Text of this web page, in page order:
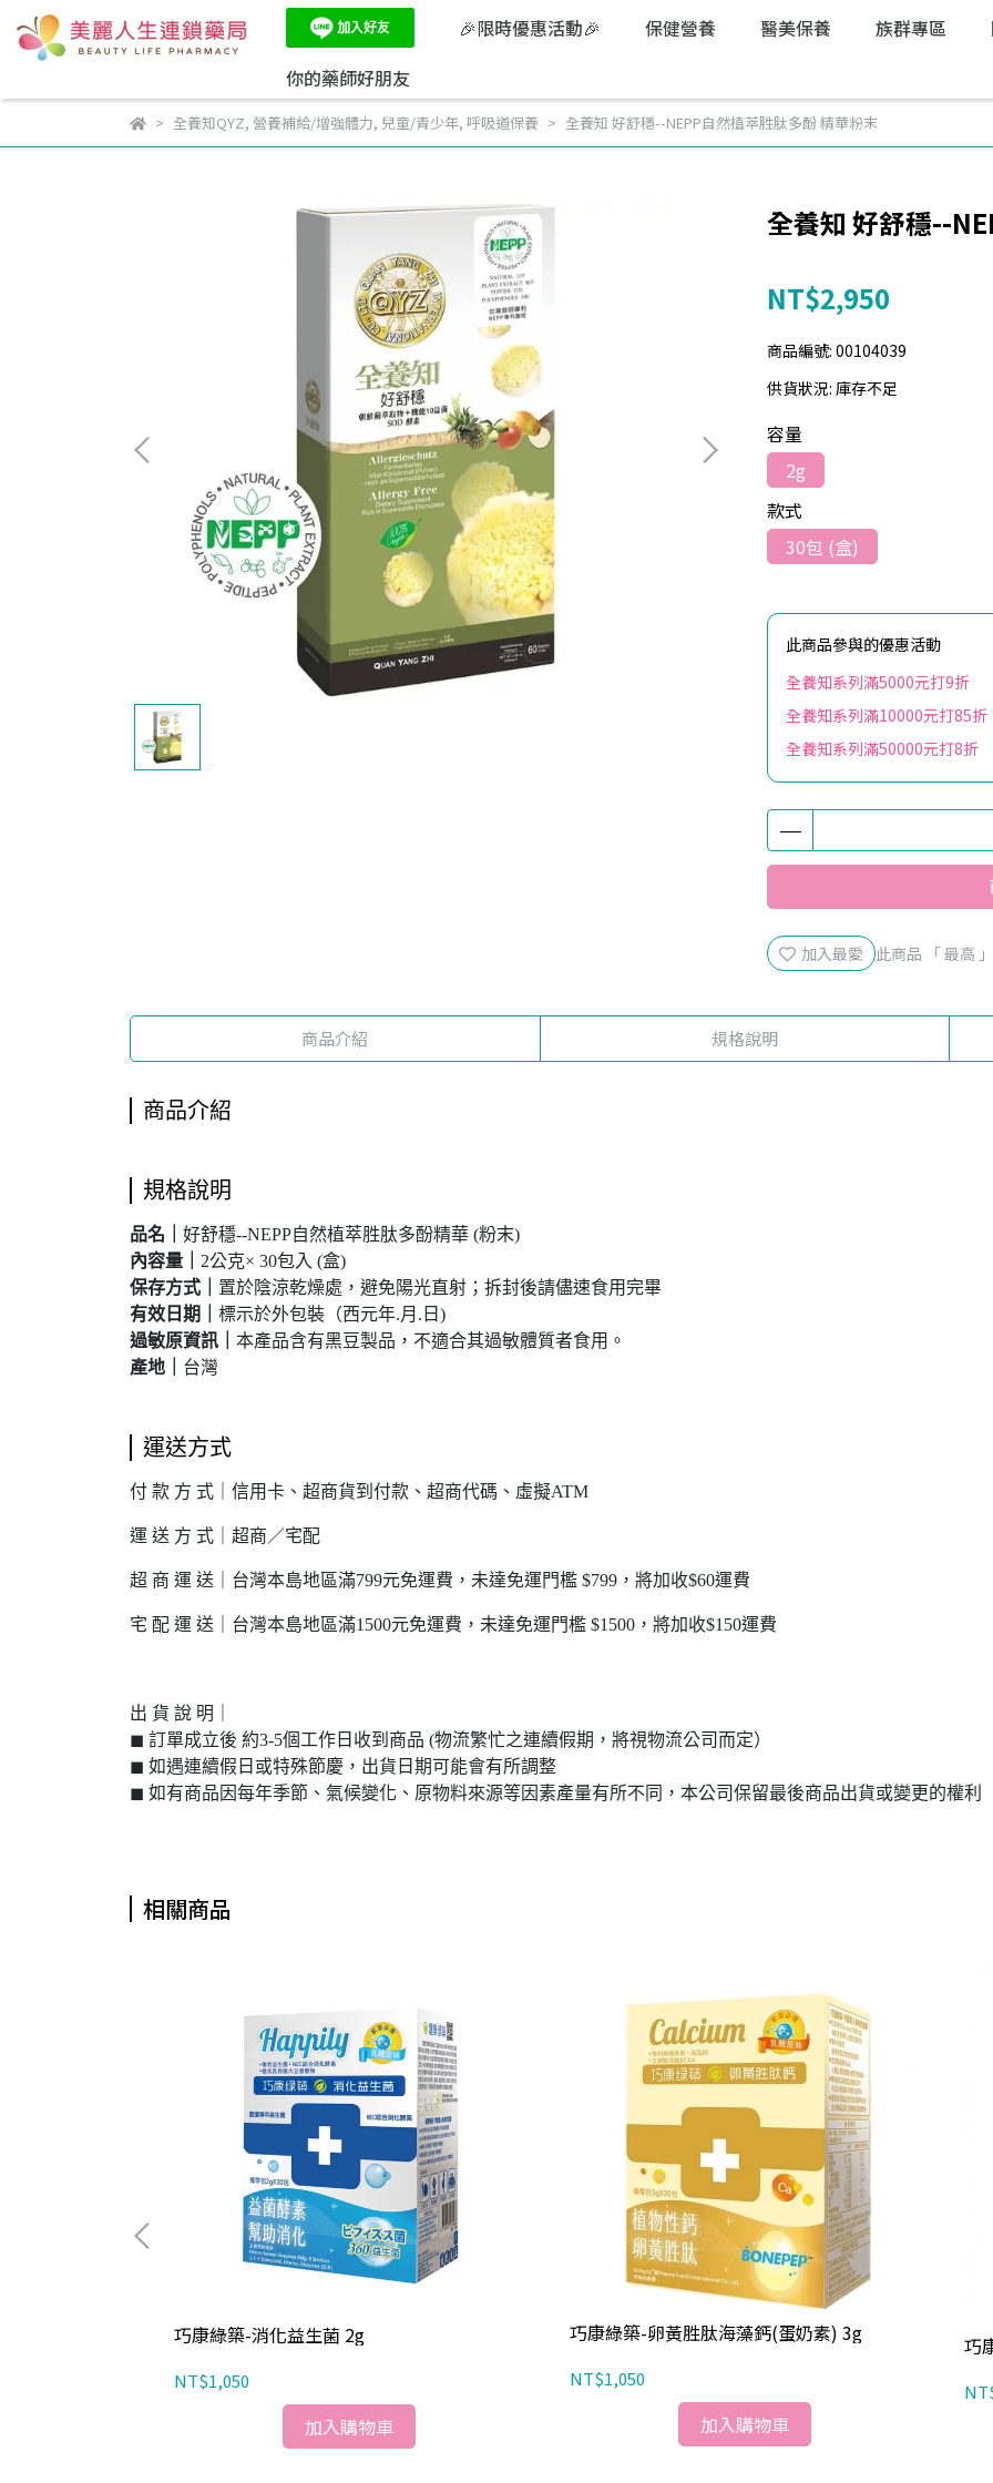
🎉限時優惠活動🎉 保健營養 醫美保養 族群專區
你的藥師好朋友
全養知QYZ, 營養補給/增強體力, 兒童/青少年, 呼吸道保養 全養知 好舒穩--NEPP自然植萃胜肽多酚 精華粉末
全養知 好舒穩--
NT$2,950
商品編號: 00104039
供貨狀況: 庫存不足
容量
2g
款式
30包 (盒)
此商品參與的優惠活動
全養知系列滿5000元打9折
全養知系列滿10000元打85折
全養知系列滿50000元打8折
加入最愛 此商品 「 最高
商品介紹 規格說明
商品介紹
規格說明
品名｜ 好舒穩--NEPP自然植萃胜肽多酚精華 (粉末)
內容量｜ 2公克× 30包入 (盒)
保存方式
置於陰涼乾燥處，避免陽光直射；拆封後請儘速食用完畢
有效日期
標示於外包裝（西元年.月.日)
過敏原資訊｜ 本產品含有黑豆製品，不適合其過敏體質者食用。
產地
台灣
運送方式
付 款 方 式｜信用卡、超商貨到付款、超商代碼、虛擬ATM
運 送 方 式｜超商／宅配
超 商 運 送｜台灣本島地區滿799元免運費，未達免運門檻 $799，將加收$60運費
宅 配 運 送｜台灣本島地區滿1500元免運費，未達免運門檻 $1500，將加收$150運費
出 貨 說 明｜
◼︎ 訂單成立後 約3-5個工作日收到商品 (物流繁忙之連續假期，將視物流公司而定）
◼︎ 如遇連續假日或特殊節慶，出貨日期可能會有所調整
◼︎ 如有商品因每年季節、氣候變化、原物料來源等因素產量有所不同，本公司保留最後商品出貨或變更的權利
相關商品
巧康綠築-消化益生菌 2g
NT$1,050
加入購物車
巧康綠築-卵黃胜肽海藻鈣(蛋奶素) 3g
NT$1,050
加入購物車
巧